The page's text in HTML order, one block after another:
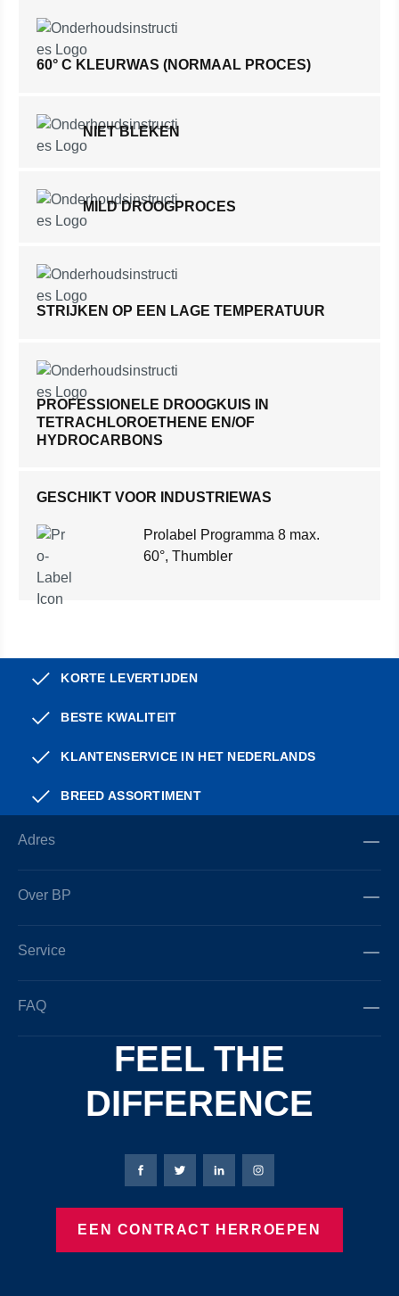
60° C KLEURWAS (NORMAAL PROCES)
NIET BLEKEN
MILD DROOGPROCES
STRIJKEN OP EEN LAGE TEMPERATUUR
PROFESSIONELE DROOGKUIS IN
TETRACHLOROETHENE EN/OF
HYDROCARBONS
GESCHIKT VOOR INDUSTRIEWAS
Prolabel Programma 8 max.
60°, Thumbler
KORTE LEVERTIJDEN
BESTE KWALITEIT
KLANTENSERVICE IN HET NEDERLANDS
BREED ASSORTIMENT
Adres
Over BP
Service
FAQ
FEEL THE
DIFFERENCE
Bierbaum-Proenen Facebook-pagina
Bierbaum-Proenen X-pagina
Bierbaum-Proenen
Bierbaum-Proenen
EEN CONTRACT HERROEPEN